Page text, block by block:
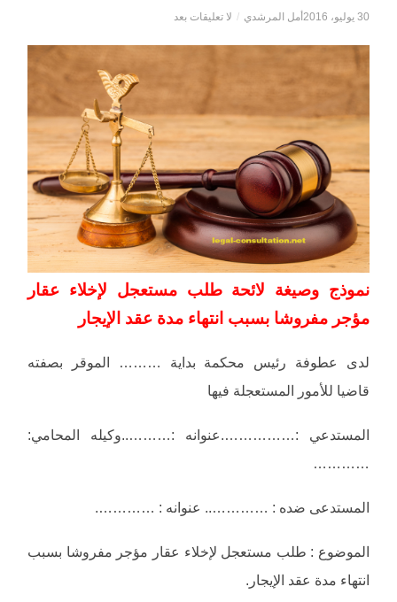
30 يوليو، 2016 أمل المرشدي / لا تعليقات بعد
نموذج وصيغة لائحةطلب مستعجل لإخلاء عقار
مؤجر مفروشا بسبب انتهاء مدة عقد الإيجار
لدى عطوفة رئيس محكمة بداية ……… الموقر بصفته
قاضيا للأمور المستعجلة فيها
المستدعي :…………….عنوانه :………..وكيله المحامي:
…………
المستدعى ضده : ………….. عنوانه : ………….
الموضوع : طلب مستعجل لإخلاء عقار مؤجر مفروشا بسبب
انتهاء مدة عقد الإيجار.